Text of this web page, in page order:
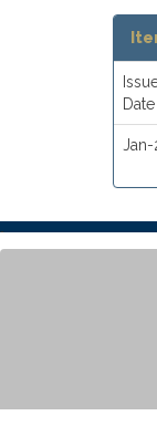
Date